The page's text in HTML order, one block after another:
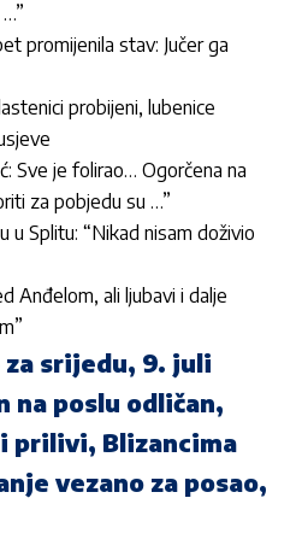
promijenila stav: Jučer ga
probijeni, lubenice
Sve je folirao… Ogorčena na
za pobjedu su …”
u Splitu: “Nikad nisam doživio
Anđelom, ali ljubavi i dalje
srijedu, 9. juli
na poslu odličan,
prilivi, Blizancima
vezano za posao,